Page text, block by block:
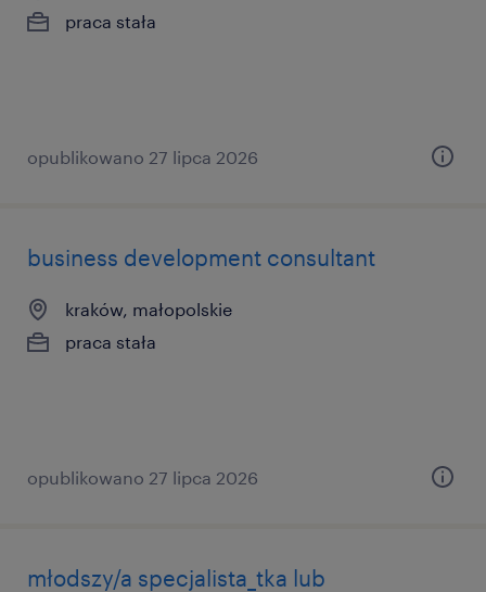
praca stała
opublikowano 27 lipca 2026
business development consultant
kraków, małopolskie
praca stała
opublikowano 27 lipca 2026
młodszy/a specjalista_tka lub